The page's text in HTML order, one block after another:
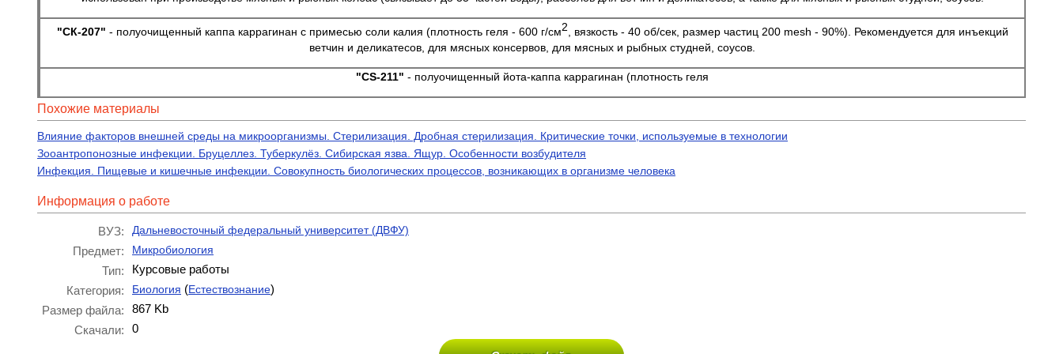
"СК-207" - полуочищенный каппа каррагинан с примесью соли калия (плотность геля - 600 г/см2 , вязкость - 40 об/сек, размер частиц 200 mesh - 90%). Рекомендуется для инъекций
ветчин и деликатесов, для мясных консервов, для мясных и рыбных студней, соусов.
"CS-211" - полуочищенный йота-каппа каррагинан (плотность геля
Похожие материалы
Влияние факторов внешней среды на микроорганизмы. Стерилизация. Дробная стерилизация. Критические точки, используемые в технологии
Зооантропонозные инфекции. Бруцеллез. Туберкулёз. Сибирская язва. Ящур. Особенности возбудителя
Инфекция. Пищевые и кишечные инфекции. Совокупность биологических процессов, возникающих в организме человека
Информация о работе
ВУЗ: Дальневосточный федеральный университет (ДВФУ)
Предмет: Микробиология
Тип:
Курсовые работы
Категория:
Биология (Естествознание)
Размер файла:
867 Kb
Скачали:
0